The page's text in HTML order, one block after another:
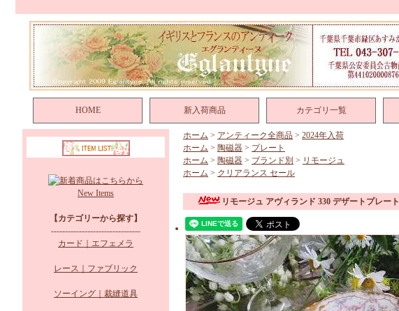
HOME 新入荷商品 カテゴリ一覧
New Items
【カテゴリーから探す】
--------------------------------
カード｜エフェメラ
レース｜ファブリック
ソーイング｜裁縫道具
ホーム > アンティーク全商品 > 2024年入荷
ホーム > 陶磁器 > プレート
ホーム > 陶磁器 > ブランド別 > リモージュ
ホーム > クリアランス セール
リモージュ アヴィランド 330 デザートプレート